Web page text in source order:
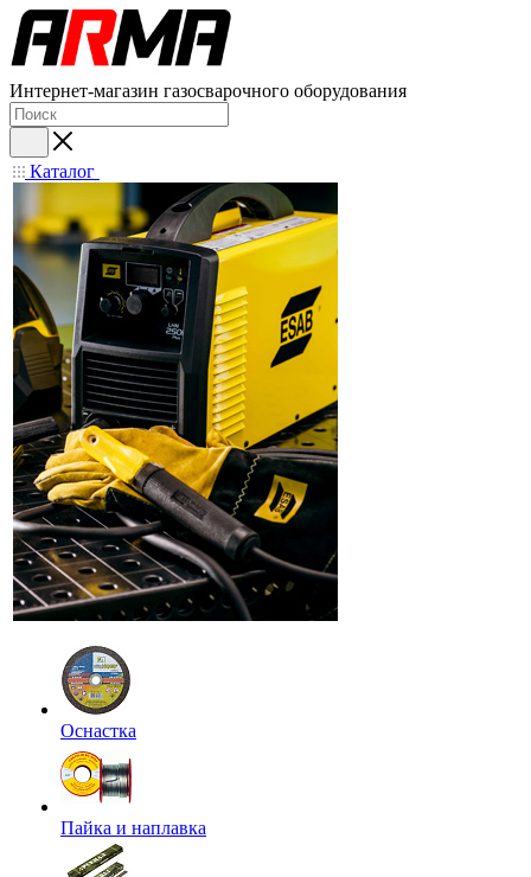
Интернет-магазин газосварочного оборудования
Каталог
Оснастка
Пайка и наплавка